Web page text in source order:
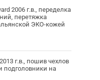
2006 г.в., переделка
перетяжка
ЭКО-кожей
г.в., пошив чехлов
подголовники на